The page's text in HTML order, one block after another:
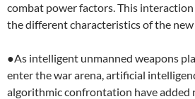
combat power factors. This interaction
the different characteristics of the
●As intelligent unmanned weapons
enter the war arena, artificial
algorithmic confrontation have added